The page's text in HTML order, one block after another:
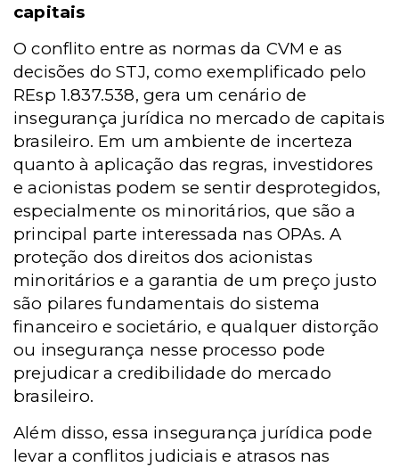
capitais
O conflito entre as normas da CVM e as
decisões do STJ, como exemplificado pelo
REsp 1.837.538, gera um cenário de
insegurança jurídica no mercado de capitais
brasileiro. Em um ambiente de incerteza
quanto à aplicação das regras, investidores
e acionistas podem se sentir desprotegidos,
especialmente os minoritários, que são a
principal parte interessada nas OPAs. A
proteção dos direitos dos acionistas
minoritários e a garantia de um preço justo
são pilares fundamentais do sistema
financeiro e societário, e qualquer distorção
ou insegurança nesse processo pode
prejudicar a credibilidade do mercado
brasileiro.
Além disso, essa insegurança jurídica pode
levar a conflitos judiciais e atrasos nas